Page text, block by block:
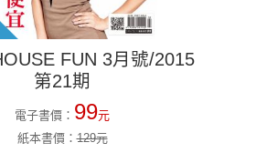
FUN 3月號/2015
第21期
電子書價： 99元
紙本書價：129元